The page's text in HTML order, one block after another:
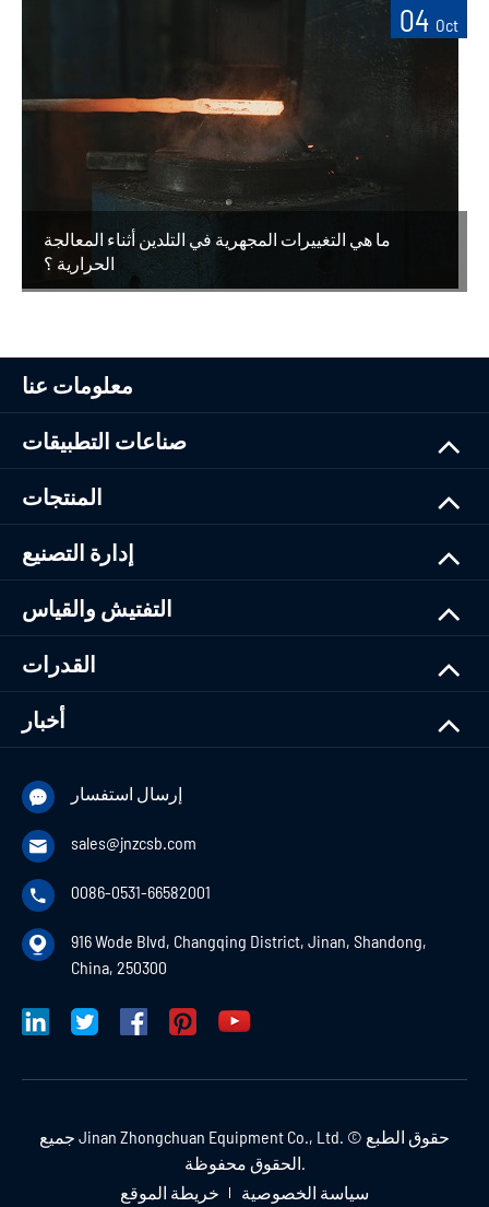
04 Oct
ما هي التغييرات المجهرية في التلدين أثناء المعالجة
الحرارية ؟
معلومات عنا
صناعات التطبيقات
المنتجات
إدارة التصنيع
التفتيش والقياس
القدرات
أخبار
 إرسال استفسار
 sales@jnzcsb.com
 0086-0531-66582001

916 Wode Blvd, Changqing District, Jinan, Shandong,
China, 250300
حقوق الطبع © Jinan Zhongchuan Equipment Co., Ltd. جميع
الحقوق محفوظة.
خريطة الموقع
سياسة الخصوصية